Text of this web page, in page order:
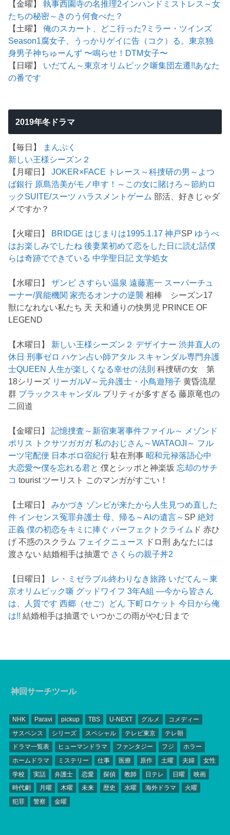
【金曜】執事西園寺の名推理2インハンド ミストレス～女
たちの秘密～ きのう何食べた？
【土曜】俺のスカート、どこ行った? ミラー・ツインズ
Season1腐女子、うっかりゲイに告（コク）る。東京独
身男子神ちゅーんず 〜鳴らせ！DTM女子〜
【日曜】 いだてん～東京オリムピック噺集団左遷!!あなた
の番です
2019年冬ドラマ
【毎日】
まんぷく
新しい王様シーズン２
【月曜日】JOKER×FACE トレース～科捜研の男～ よつ
ば銀行 原島浩美がモノ申す！～この女に賭けろ～節約ロ
ック SUITE/スーツ ハラスメントゲーム 部活、好きじゃダ
メですか？
【火曜日】 BRIDGE はじまりは1995.1.17 神戸SP ゆうべ
はお楽しみでしたね 後妻業初めて恋をした日に読む話僕
らは奇跡でできている 中学聖日記 文学処女
【水曜日】ザンビ さすらい温泉 遠藤憲一 スーパーチュ
ーナー/異能機関 家売るオンナの逆襲 相棒 シーズン17
獣になれない私たち 天 天和通りの快男児 PRINCE OF
LEGEND
【木曜日】 新しい王様シーズン２ デザイナー 渋井直人の
休日 刑事ゼロ ハケン占い師アタル スキャンダル専門弁護
士QUEEN 人生が楽しくなる幸せの法則 科捜研の女 第
18シリーズ リーガルV～元弁護士・小鳥遊翔子 黄昏流星
群 ブラックスキャンダル プリティが多すぎる 藤原竜也の
二回道
【金曜日】記憶捜査～新宿東署事件ファイル～
メゾンド
ポリス
トクサツガガガ 私のおじさん～WATAOJI～ フル
ーツ宅配便 日本ボロ宿紀行 駐在刑事 昭和元禄落語心中
大恋愛〜僕を忘れる君と 僕とシッポと神楽坂忘却のサチ
コ tourist ツーリスト このマンガがすごい！
【土曜日】みかづき ゾンビが来たから人生見つめ直した
件 インセンス冤罪弁護士 母、帰る～AIの遺言～ SP絶対
正義 僕の初恋をキミに捧ぐ パーフェクトクライム ド 赤ひ
げ 不惑のスクラム フェイクニュース
ドロ刑 あなたには
渡さない 結婚相手は抽選で さくらの親子丼2
【日曜日】 レ・ミゼラブル終わりなき旅路 いだてん～東
京オリムピック噺 グッドワイフ 3年A組 ―今から皆さん
は、人質です 西郷（せご）どん 下町ロケット 今日から俺
は!! 結婚相手は抽選で いつかこの雨がやむ日まで
神回サーチツール
NHK Paravi pickup TBS U-NEXT グルメ
コメディー
サスペンス
シリーズ スペシャル テレビ東京
テレ朝
ドラマ一覧表
ヒューマンドラマ ファンタジー フジ
ホラー
ホームドラマ
ミステリー 仕事 医療 原作 土曜 夫婦
女性
学校
実話 弁護士 恋愛 探偵 教師 日テレ 日曜
映画
時代劇
月曜 木曜 未来 歴史 水曜 海外ドラマ
火曜
犯罪
警察 金曜